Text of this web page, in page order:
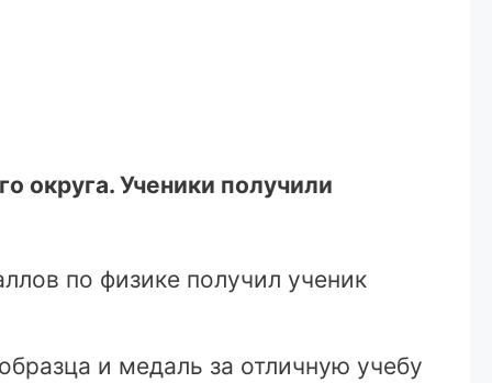
округа. Ученики получили
по физике получил ученик
и медаль за отличную учебу